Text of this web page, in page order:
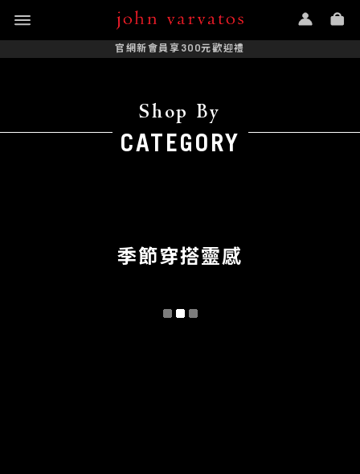
官網新會員享300元歡迎禮
Shop By
CATEGORY
季節穿搭靈感